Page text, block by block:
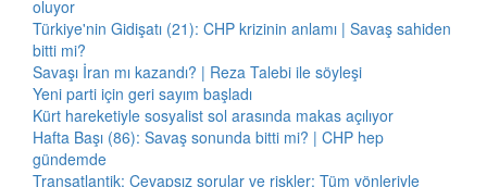
oluyor
Türkiye'nin Gidişatı (21): CHP krizinin anlamı | Savaş sahiden
bitti mi?
Savaşı İran mı kazandı? | Reza Talebi ile söyleşi
Yeni parti için geri sayım başladı
Kürt hareketiyle sosyalist sol arasında makas açılıyor
Hafta Başı (86): Savaş sonunda bitti mi? | CHP hep
gündemde
Transatlantik: Cevapsız sorular ve riskler: Tüm yönleriyle